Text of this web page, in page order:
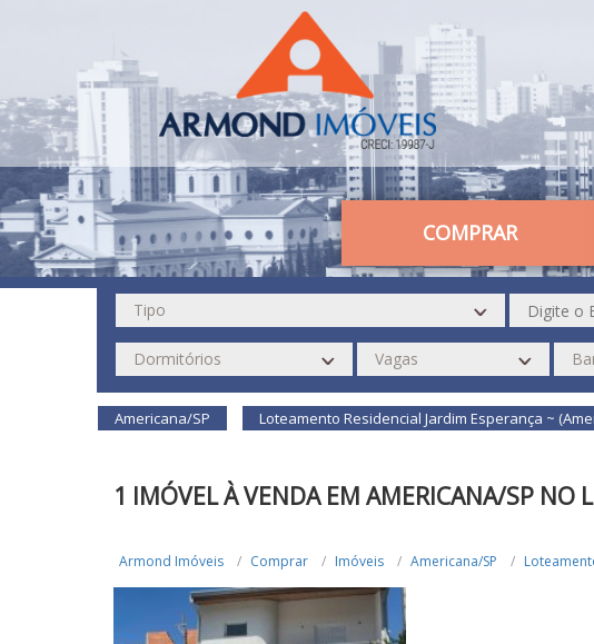
COMPRAR
Americana/SP Loteamento Residencial Jardim Esperança ~
1 IMÓVEL À VENDA EM AMERICANA/SP NO
Armond Imóveis Comprar Imóveis Americana/SP
R$ 620.000,00 VENDA